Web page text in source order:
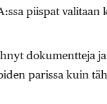
piispat
dokumentteja
parissa kuin